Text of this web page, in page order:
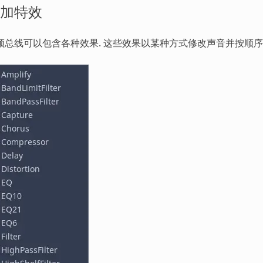
特效
总线可以包含各种效果. 这些效果以某种方式修改声音并按顺